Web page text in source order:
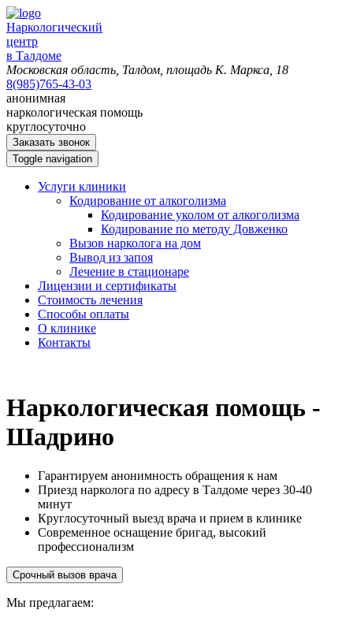
Наркологический
центр
в Талдоме
Московская область, Талдом, площадь К. Маркса, 18
8(985)765-43-03
анонимная
наркологическая помощь
круглосуточно
Заказать звонок
Toggle navigation
Услуги клиники
Кодирование от алкоголизма
Кодирование уколом от алкоголизма
Кодирование по методу Довженко
Вызов нарколога на дом
Вывод из запоя
Лечение в стационаре
Лицензии и сертификаты
Стоимость лечения
Способы оплаты
О клинике
Контакты
Наркологическая помощь -
Шадрино
Гарантируем анонимность обращения к нам
Приезд нарколога по адресу в Талдоме через 30-40
минут
Круглосуточный выезд врача и прием в клинике
Современное оснащение бригад, высокий
профессионализм
Срочный вызов врача
Мы предлагаем: